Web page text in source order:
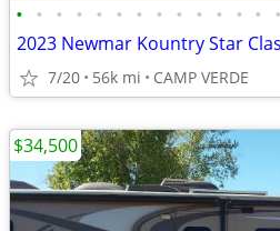
• • • • • • • • • • • • • •
2023 Newmar Kountry Star
7/20 56k mi CAMP VERDE
$34,500